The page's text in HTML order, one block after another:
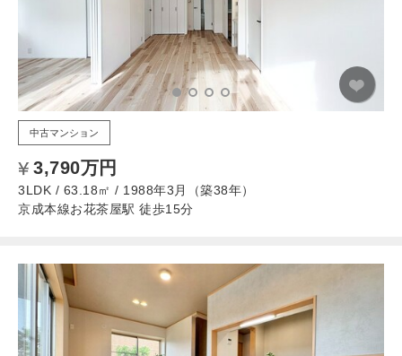
中古マンション
3,790万円
3LDK / 63.18㎡ / 1988年3月（築38年）
京成本線お花茶屋駅 徒歩15分